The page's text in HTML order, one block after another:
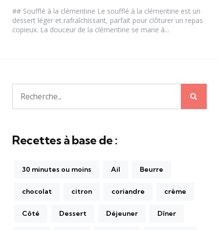
## Soufflé à la clémentine Le soufflé à la clémentine est un
dessert léger et rafraîchissant, parfait pour clôturer un repas
copieux. La douceur de la clémentine se marie à...
Recherche
pour:
Recettes à base de :
30 minutes ou moins Ail Beurre
chocolat citron coriandre crème
Côté Dessert Déjeuner Dîner